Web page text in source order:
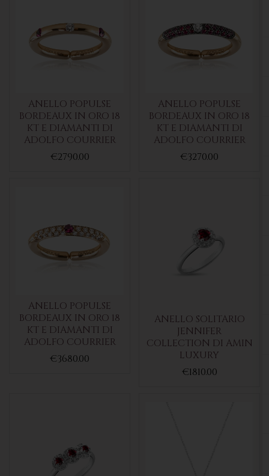
ANELLO POPULSE
BORDEAUX IN ORO 18
KT E DIAMANTI DI
ADOLFO COURRIER
€2790.00
ANELLO POPULSE
BORDEAUX IN ORO 18
KT E DIAMANTI DI
ADOLFO COURRIER
€3270.00
ANELLO POPULSE
BORDEAUX IN ORO 18
KT E DIAMANTI DI
ADOLFO COURRIER
€3680.00
ANELLO SOLITARIO
JENNIFER
COLLECTION DI AMIN
LUXURY
€1810.00